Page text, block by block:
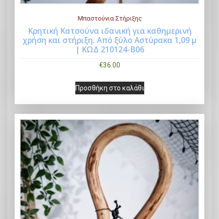
Buy Now
Μπαστούνια Στήριξης
Κρητική Κατσούνα ιδανική για καθημερινή
χρήση και στήριξη. Από ξύλο Αστύρακα 1,09 μ
| ΚΩΔ 210124-Β06
€36.00
Προσθήκη στο καλάθι